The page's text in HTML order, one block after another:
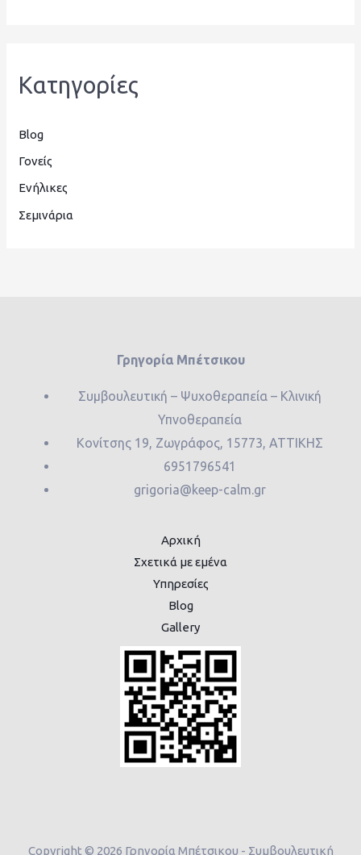
Kατηγορίες
Blog
Γονείς
Ενήλικες
Σεμινάρια
Γρηγορία Μπέτσικου
Συμβουλευτική – Ψυχοθεραπεία – Κλινική
Υπνοθεραπεία
Κονίτσης 19, Ζωγράφος, 15773, ΑΤΤΙΚΗΣ
6951796541
grigoria@keep-calm.gr
Αρχική
Σχετικά με εμένα
Υπηρεσίες
Blog
Gallery
Copyright © 2026 Γρηγορία Μπέτσικου - Συμβουλευτική